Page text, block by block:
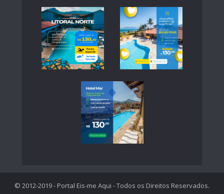
© 2012-2019 - Portal Eis-me Aqui - Todos os Direitos Reservados.